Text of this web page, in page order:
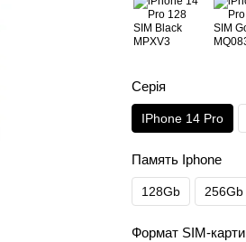
Серія
IPhone 14 Pro
Память Iphone
128Gb 256Gb
Формат SIM-карти